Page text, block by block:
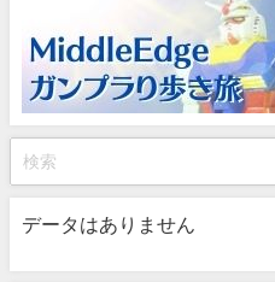
データはありません